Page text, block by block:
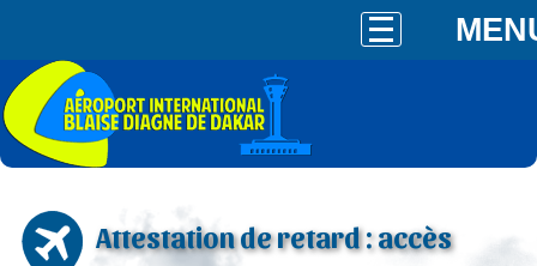
Attestation de retard : accès